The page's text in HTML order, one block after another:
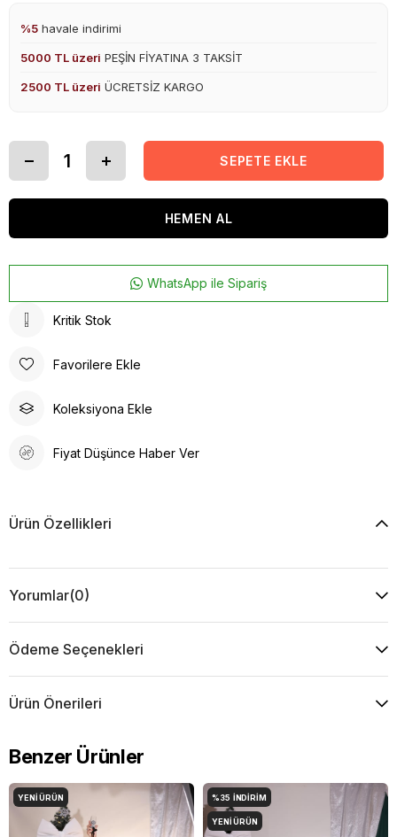
%5 havale indirimi
5000 TL üzeri PEŞİN FİYATINA 3 TAKSİT
2500 TL üzeri ÜCRETSİZ KARGO
WhatsApp ile Sipariş
Kritik Stok
Favorilere Ekle
Koleksiyona Ekle
Fiyat Düşünce Haber Ver
Ürün Özellikleri
Yorumlar(0)
Ödeme Seçenekleri
Ürün Önerileri
Benzer Ürünler
YENI ÜRÜN %35 İNDIRIM
YENI ÜRÜN